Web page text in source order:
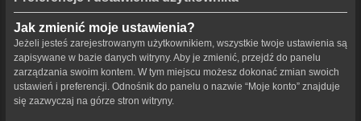
Jak zmienić moje ustawienia?
Jeżeli jesteś zarejestrowanym użytkownikiem, wszystkie twoje ustawienia są
zapisywane w bazie danych witryny. Aby je zmienić, przejdź do panelu
zarządzania swoim kontem. W tym miejscu możesz dokonać zmian swoich
ustawień i preferencji. Odnośnik do panelu o nazwie “Moje konto” znajduje
się zazwyczaj na górze stron witryny.